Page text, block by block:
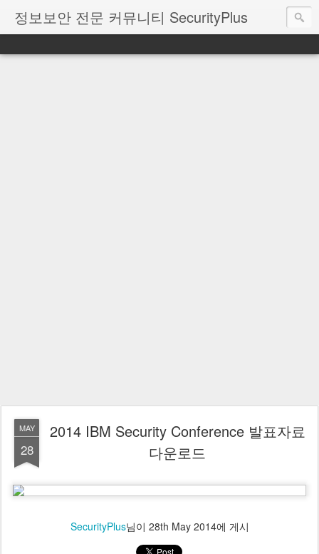
정보보안 전문 커뮤니티 SecurityPlus
MAY
28
2014 IBM Security Conference 발표자료
다운로드
SecurityPlus님이 28th May 2014에 게시